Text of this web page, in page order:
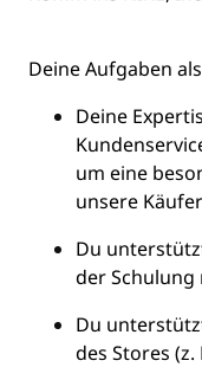
Deine Aufgaben als
Deine
um eine
unsere
Du
der
Du
des Stores (z.